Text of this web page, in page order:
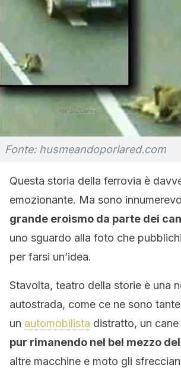
Fonte: husmeandoporlared.com
Questa storia della ferrovia è
emozionante. Ma sono
grande eroismo da parte dei
uno sguardo alla foto che
per farsi un’idea.
Stavolta, teatro della storie è una
autostrada, come ce ne sono
un automobilista distratto, un cane
pur rimanendo nel bel mezzo
altre macchine e moto gli